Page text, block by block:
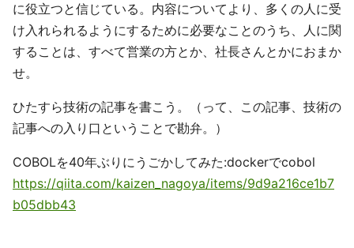
に役立つと信じている。内容についてより、多くの人に受
け入れられるようにするために必要なことのうち、人に関
することは、すべて営業の方とか、社長さんとかにおまか
せ。
ひたすら技術の記事を書こう。（って、この記事、技術の
記事への入り口ということで勘弁。）
COBOLを40年ぶりにうごかしてみた:dockerでcobol
https://qiita.com/kaizen_nagoya/items/9d9a216ce1b7
b05dbb43